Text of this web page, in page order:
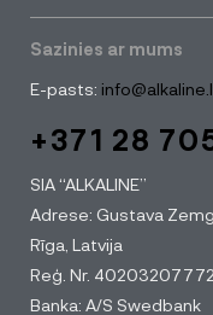
Sazinies ar mums
E-pasts:
+371 28
SIA “ALKALINE”
Adrese: Gustava
Rīga, Latvija
Reģ. Nr. 40203207772
Banka: A/S Swedbank